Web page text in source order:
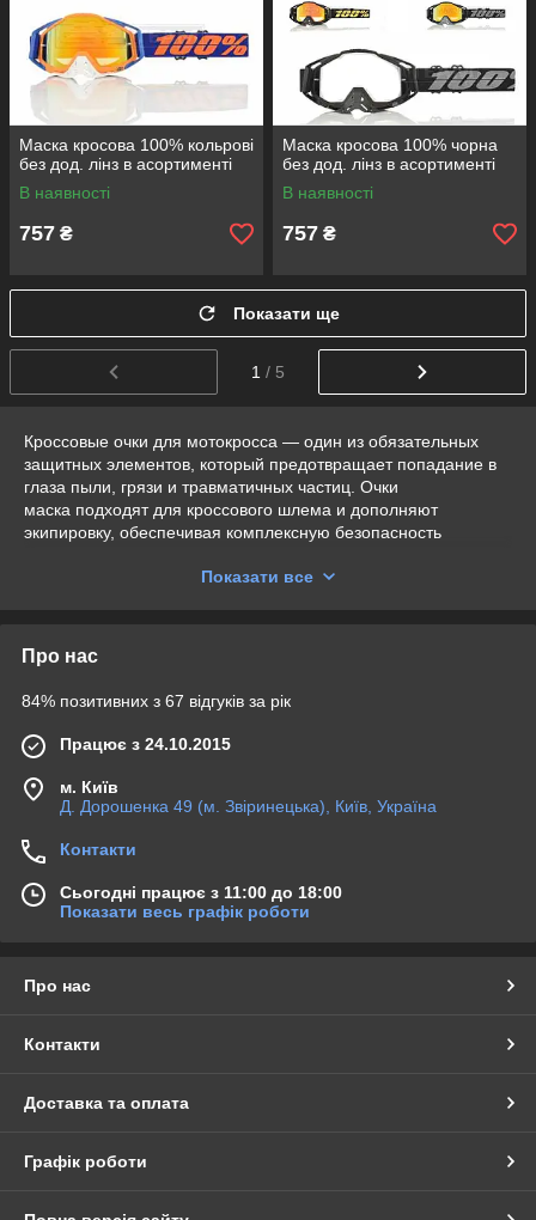
Маска кросова 100% кольрові
без дод. лінз в асортименті
В наявності
757 ₴
Маска кросова 100% чорна
без дод. лінз в асортименті
В наявності
757 ₴
Показати ще
1 / 5
Кроссовые очки для мотокросса — один из обязательных
защитных элементов, который предотвращает попадание в
глаза пыли, грязи и травматичных частиц. Очки
маска подходят для кроссового шлема и дополняют
экипировку, обеспечивая комплексную безопасность
гонках без защиты глаз возможно только в том случае, если
кроссового мотоцикла по самой привлекательной цене в
Украине.
Какими должны быть очки для
мотокросса
Профессиональные очки для мотокросса должны
кроссовом мотоцикле:
размеру. В сочетании с кроссовым шлемом они
должны составлять единое целое. Рекомендуется
быть полностью безопасными. Мото очки для
глаз и лица при падении или ударе.
мотоцикла позволяют наслаждаться поездкой даже в
Показати все
Про нас
84% позитивних з 67 відгуків за рік
Працює з 24.10.2015
м. Київ
Д. Дорошенка 49 (м. Звіринецька), Київ, Україна
Контакти
Сьогодні працює з 11:00 до 18:00
Показати весь графік роботи
Про нас
Контакти
Доставка та оплата
Графік роботи